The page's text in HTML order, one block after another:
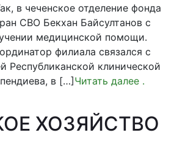
в чеченское отделение фонда
СВО Бекхан Байсултанов с
медицинской помощи.
филиала связался с
Республиканской клинической
в […] Читать далее .
ХОЗЯЙСТВО